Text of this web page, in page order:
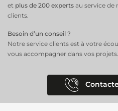
et plus de 200 experts au service de
clients.
Besoin d’un conseil ?
Notre service clients est à votre
vous accompagner dans vos projets.